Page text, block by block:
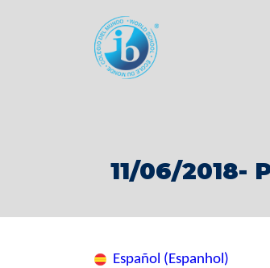
11/06/2018-
Español (Espanhol)